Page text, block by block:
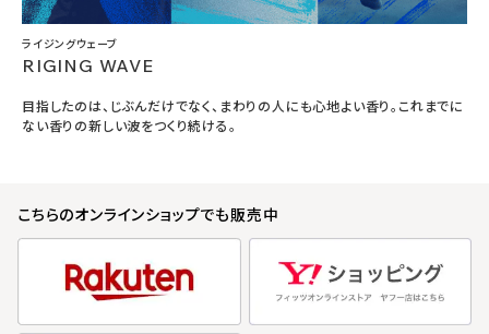
ライジングウェーブ
RIGING WAVE
目指したのは、じぶんだけでなく、まわりの人にも心地よい香り。これまでに
ない香りの新しい波をつくり続ける。
こちらのオンラインショップでも販売中